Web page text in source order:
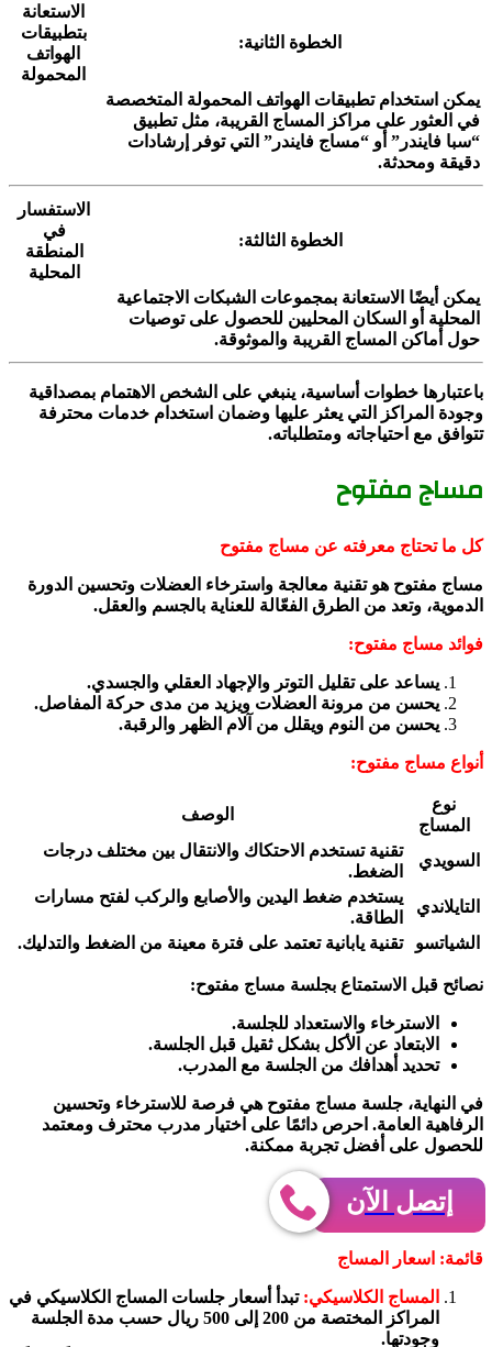
الخطوة الثانية:
الاستعانة
بتطبيقات
الهواتف
المحمولة
يمكن استخدام تطبيقات الهواتف المحمولة المتخصصة
في العثور على مراكز المساج القريبة، مثل تطبيق
“سبا فايندر” أو “مساج فايندر” التي توفر إرشادات
دقيقة ومحدثة.
الخطوة الثالثة:
الاستفسار
في
المنطقة
المحلية
يمكن أيضًا الاستعانة بمجموعات الشبكات الاجتماعية
المحلية أو السكان المحليين للحصول على توصيات
حول أماكن المساج القريبة والموثوقة.
باعتبارها خطوات أساسية، ينبغي على الشخص الاهتمام بمصداقية
وجودة المراكز التي يعثر عليها وضمان استخدام خدمات محترفة
تتوافق مع احتياجاته ومتطلباته.
مساج مفتوح
كل ما تحتاج معرفته عن مساج مفتوح
مساج مفتوح هو تقنية معالجة واسترخاء العضلات وتحسين الدورة
الدموية، وتعد من الطرق الفعّالة للعناية بالجسم والعقل.
فوائد مساج مفتوح:
يساعد على تقليل التوتر والإجهاد العقلي والجسدي.
يحسن من مرونة العضلات ويزيد من مدى حركة المفاصل.
يحسن من النوم ويقلل من آلام الظهر والرقبة.
أنواع مساج مفتوح:
نوع
المساج
الوصف
السويدي
تقنية تستخدم الاحتكاك والانتقال بين مختلف درجات
الضغط.
التايلاندي
يستخدم ضغط اليدين والأصابع والركب لفتح مسارات
الطاقة.
الشياتسو
تقنية يابانية تعتمد على فترة معينة من الضغط والتدليك.
نصائح قبل الاستمتاع بجلسة مساج مفتوح:
الاسترخاء والاستعداد للجلسة.
الابتعاد عن الأكل بشكل ثقيل قبل الجلسة.
تحديد أهدافك من الجلسة مع المدرب.
في النهاية، جلسة مساج مفتوح هي فرصة للاسترخاء وتحسين
الرفاهية العامة. احرص دائمًا على اختيار مدرب محترف ومعتمد
للحصول على أفضل تجربة ممكنة.
اسعار المساج
قائمة: اسعار المساج
المساج الكلاسيكي: تبدأ أسعار جلسات المساج الكلاسيكي في
المراكز المختصة من 200 إلى 500 ريال حسب مدة الجلسة
وجودتها.
إتصل الآن